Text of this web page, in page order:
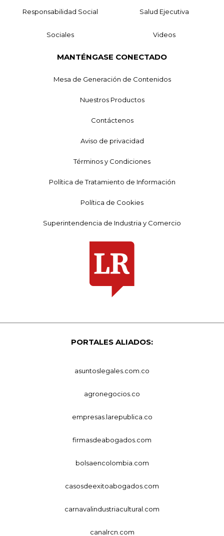
Responsabilidad Social Salud Ejecutiva
Sociales Videos
MANTÉNGASE CONECTADO
Mesa de Generación de Contenidos
Nuestros Productos
Contáctenos
Aviso de privacidad
Términos y Condiciones
Política de Tratamiento de Información
Política de Cookies
Superintendencia de Industria y Comercio
PORTALES ALIADOS:
asuntoslegales.com.co
agronegocios.co
empresas.larepublica.co
firmasdeabogados.com
bolsaencolombia.com
casosdeexitoabogados.com
carnavalindustriacultural.com
canalrcn.com